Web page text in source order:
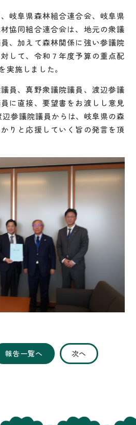
岐阜県森林組合連合会、岐阜県
協同組合連合会は、地元の衆議
、加えて森林関係に強い参議院
して、令和７年度予算の重点配
実施しました。
員、真野衆議院議員、渡辺参議
に直接、要望書をお渡しし意見
参議院議員からは、岐阜県の森
りと応援していく旨の発言を頂
報告一覧へ 次へ